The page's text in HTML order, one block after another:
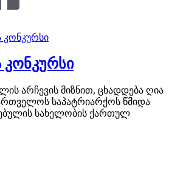
კონკურსი
არჩევის მიზნით, ცხადდება ღია
საპატრიარქოს წმიდა
სახელობის ქართულ